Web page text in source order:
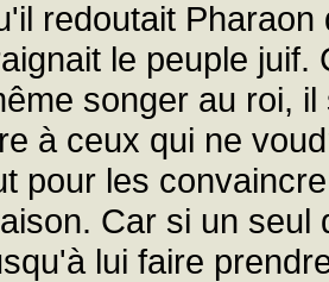
redoutait
le peuple
songer au roi,
à ceux qui ne
pour les
Car si un
lui faire